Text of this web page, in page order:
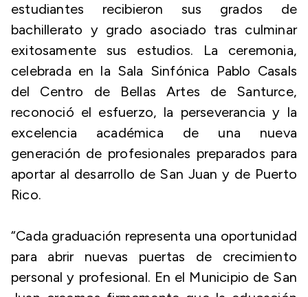
estudiantes recibieron sus grados de
bachillerato y grado asociado tras culminar
exitosamente sus estudios. La ceremonia,
celebrada en la Sala Sinfónica Pablo Casals
del Centro de Bellas Artes de Santurce,
reconoció el esfuerzo, la perseverancia y la
excelencia académica de una nueva
generación de profesionales preparados para
aportar al desarrollo de San Juan y de Puerto
Rico.
“Cada graduación representa una oportunidad
para abrir nuevas puertas de crecimiento
personal y profesional. En el Municipio de San